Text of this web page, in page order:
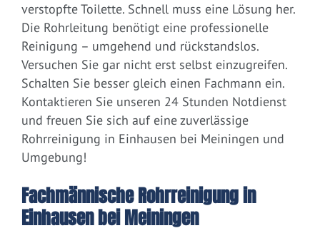
verstopfte Toilette. Schnell muss eine Lösung her.
Die Rohrleitung benötigt eine professionelle
Reinigung – umgehend und rückstandslos.
Versuchen Sie gar nicht erst selbst einzugreifen.
Schalten Sie besser gleich einen Fachmann ein.
Kontaktieren Sie unseren 24 Stunden Notdienst
und freuen Sie sich auf eine zuverlässige
Rohrreinigung in Einhausen bei Meiningen und
Umgebung!
Fachmännische Rohrreinigung in
Einhausen bei Meiningen